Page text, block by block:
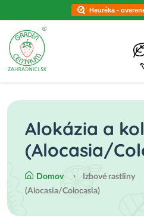
Heuréka -
Alokázia a
(Alocasia/
Domov Izbové rastliny
(Alocasia/Colocasia)